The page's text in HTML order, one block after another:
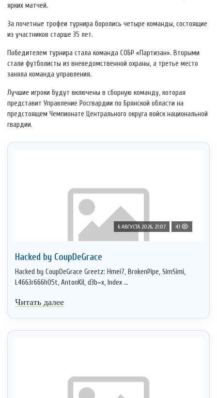
ярких матчей.
За почетные трофеи турнира боролись четыре команды, состоящие
из участников старше 35 лет.
Победителем турнира стала команда СОБР «Партизан». Вторыми
стали футболисты из вневедомственной охраны, а третье место
заняла команда управления.
Лучшие игроки будут включены в сборную команду, которая
представит Управление Росгвардии по Брянской области на
предстоящем Чемпионате Центрального округа войск национальной
гвардии.
6 АВГУСТА 2026, 21:07 41
Hacked by CoupDeGrace
Hacked by CoupDeGrace Greetz: Hmei7, BrokenPipe, SimSimi,
L4663r666h05t, AntonKil, d3b~x, Index ...
Читать далее